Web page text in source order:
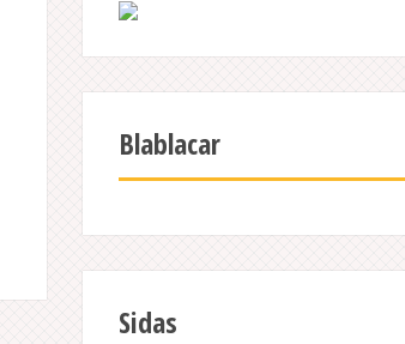
Blablacar
Sidas